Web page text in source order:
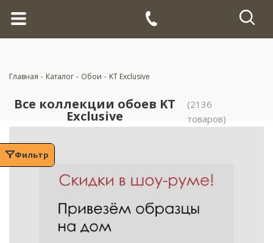
Главная - Каталог - Обои - KT Exclusive
Все коллекции обоев KT
Exclusive
(2136
товаров)
Фильтр